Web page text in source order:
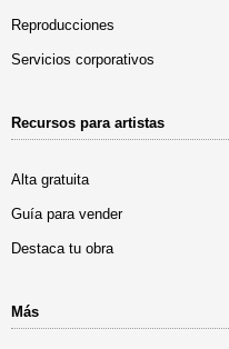
Reproducciones
Servicios corporativos
Recursos para artistas
Alta gratuita
Guía para vender
Destaca tu obra
Más